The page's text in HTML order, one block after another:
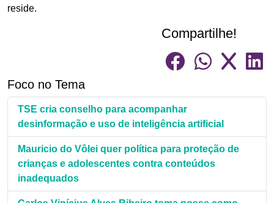
reside.
Compartilhe!
Foco no Tema
TSE cria conselho para acompanhar
desinformação e uso de inteligência artificial
Mauricio do Vôlei quer política para proteção de
crianças e adolescentes contra conteúdos
inadequados